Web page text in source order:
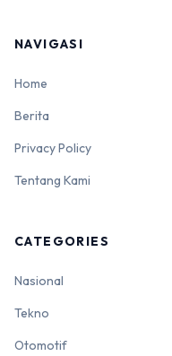
NAVIGASI
Home
Berita
Privacy Policy
Tentang Kami
CATEGORIES
Nasional
Tekno
Otomotif